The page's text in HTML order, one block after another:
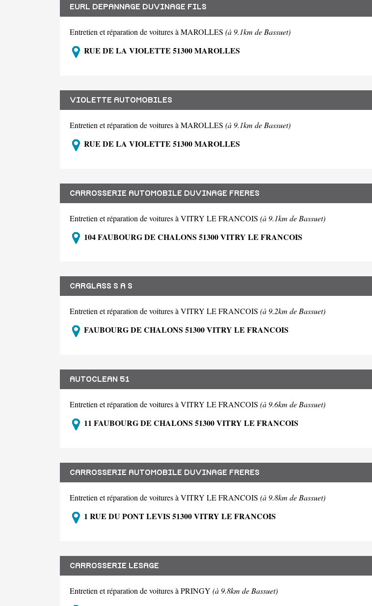
EURL DEPANNAGE DUVINAGE FILS
Entretien et réparation de voitures à MAROLLES (à 9.1km de Bassuet)
RUE DE LA VIOLETTE 51300 MAROLLES
VIOLETTE AUTOMOBILES
Entretien et réparation de voitures à MAROLLES (à 9.1km de Bassuet)
RUE DE LA VIOLETTE 51300 MAROLLES
CARROSSERIE AUTOMOBILE DUVINAGE FRERES
Entretien et réparation de voitures à VITRY LE FRANCOIS (à 9.1km de Bassuet)
104 FAUBOURG DE CHALONS 51300 VITRY LE FRANCOIS
CARGLASS S A S
Entretien et réparation de voitures à VITRY LE FRANCOIS (à 9.2km de Bassuet)
FAUBOURG DE CHALONS 51300 VITRY LE FRANCOIS
AUTOCLEAN 51
Entretien et réparation de voitures à VITRY LE FRANCOIS (à 9.6km de Bassuet)
11 FAUBOURG DE CHALONS 51300 VITRY LE FRANCOIS
CARROSSERIE AUTOMOBILE DUVINAGE FRERES
Entretien et réparation de voitures à VITRY LE FRANCOIS (à 9.8km de Bassuet)
1 RUE DU PONT LEVIS 51300 VITRY LE FRANCOIS
CARROSSERIE LESAGE
Entretien et réparation de voitures à PRINGY (à 9.8km de Bassuet)